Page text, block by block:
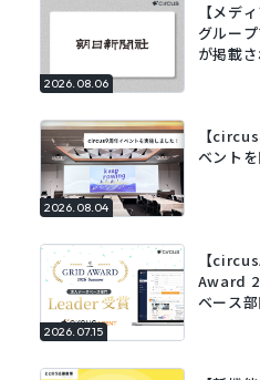
2026.08.06
【メデ
グルー
が掲載
2026.08.04
【
ベント
2026.07.15
【
Award
ベース